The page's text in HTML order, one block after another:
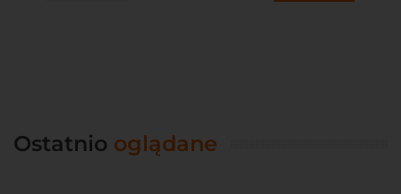
Ostatnio oglądane